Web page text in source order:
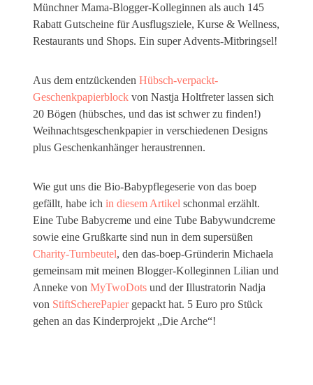
Münchner Mama-Blogger-Kolleginnen als auch 145
Rabatt Gutscheine für Ausflugsziele, Kurse & Wellness,
Restaurants und Shops. Ein super Advents-Mitbringsel!
Aus dem entzückendenHübsch-verpackt-
Geschenkpapierblock von Nastja Holtfreter lassen sich
20 Bögen (hübsches, und das ist schwer zu finden!)
Weihnachtsgeschenkpapier in verschiedenen Designs
plus Geschenkanhänger heraustrennen.
Wie gut uns die Bio-Babypflegeserie von das boep
gefällt, habe ichin diesem Artikel schonmal erzählt.
Eine Tube Babycreme und eine Tube Babywundcreme
sowie eine Grußkarte sind nun in dem supersüßen
Charity-Turnbeutel, den das-boep-Gründerin Michaela
gemeinsam mit meinen Blogger-Kolleginnen Lilian und
Anneke vonMyTwoDots und der Illustratorin Nadja
von StiftScherePapiergepackt hat. 5 Euro pro Stück
gehen an das Kinderprojekt „Die Arche“!